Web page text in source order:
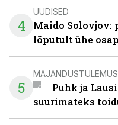
4
UUDISED
Maido Solovjov:
lõputult ühe
5
Puhk ja
suurimateks